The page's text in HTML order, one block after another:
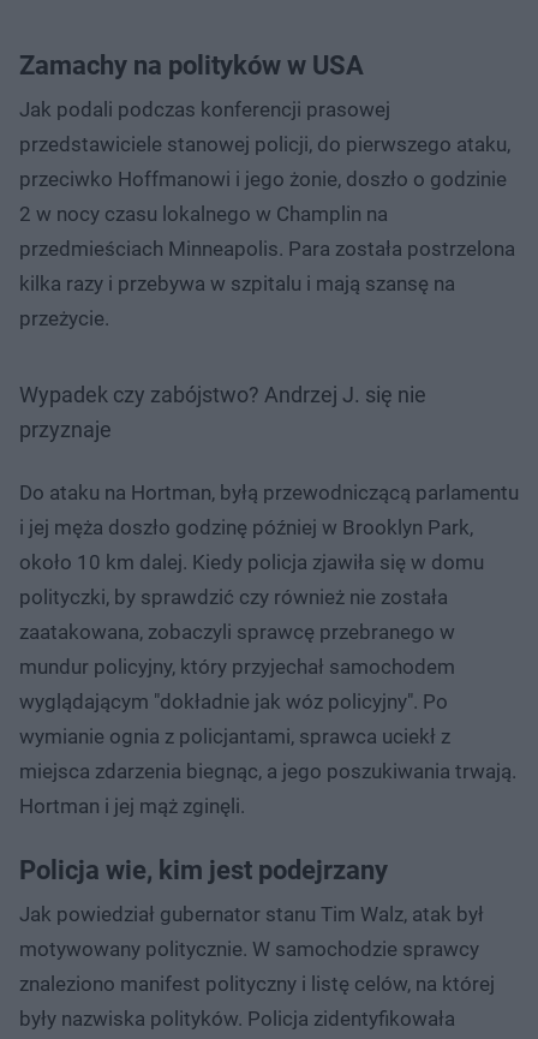
Zamachy na polityków w USA
Jak podali podczas konferencji prasowej
przedstawiciele stanowej policji, do pierwszego ataku,
przeciwko Hoffmanowi i jego żonie, doszło o godzinie
2 w nocy czasu lokalnego w Champlin na
przedmieściach Minneapolis. Para została postrzelona
kilka razy i przebywa w szpitalu i mają szansę na
przeżycie.
Wypadek czy zabójstwo? Andrzej J. się nie
przyznaje
Do ataku na Hortman, byłą przewodniczącą parlamentu
i jej męża doszło godzinę później w Brooklyn Park,
około 10 km dalej. Kiedy policja zjawiła się w domu
polityczki, by sprawdzić czy również nie została
zaatakowana, zobaczyli sprawcę przebranego w
mundur policyjny, który przyjechał samochodem
wyglądającym "dokładnie jak wóz policyjny". Po
wymianie ognia z policjantami, sprawca uciekł z
miejsca zdarzenia biegnąc, a jego poszukiwania trwają.
Hortman i jej mąż zginęli.
Policja wie, kim jest podejrzany
Jak powiedział gubernator stanu Tim Walz, atak był
motywowany politycznie. W samochodzie sprawcy
znaleziono manifest polityczny i listę celów, na której
były nazwiska polityków. Policja zidentyfikowała